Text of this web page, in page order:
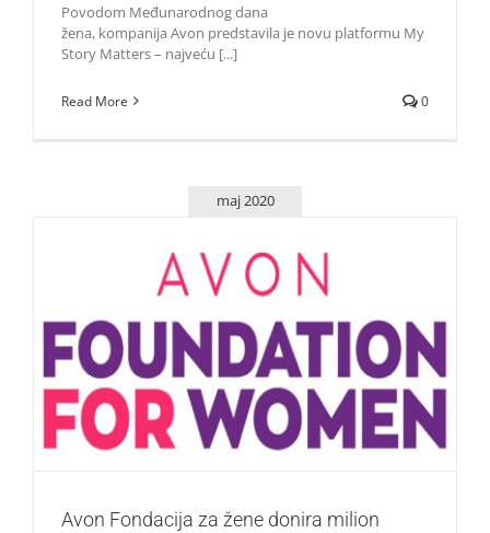
Povodom Međunarodnog dana
žena, kompanija Avon predstavila je novu platformu My
Story Matters – najveću [...]
Read More 0
maj 2020
Avon Fondacija za žene donira milion dolara
organizacijama za podršku ženama širom sveta
Život i zabava
Avon Fondacija za žene donira milion